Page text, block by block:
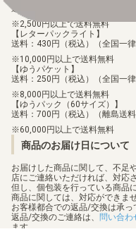
送料：100円（税込）（全国一律
2,500円以上で送料無料
【レターパックライト】
送料：430円（税込）（全国一律
10,000円以上で送料無料
【ゆうパケット】
送料：250円（税込）（全国一律
8,000円以上で送料無料
【ゆうパック（60サイズ）】
送料：700円（税込）（離島送料
60,000円以上で送料無料
商品のお届け日について
お届けした商品に関して、不足
店にご連絡いただければ、対応
但し、個包装を行っている商品
商品に関しては、対応ができませ
お客様都合での返品/交換は承っ
返品/交換のご連絡は、 問い合わ
ます。